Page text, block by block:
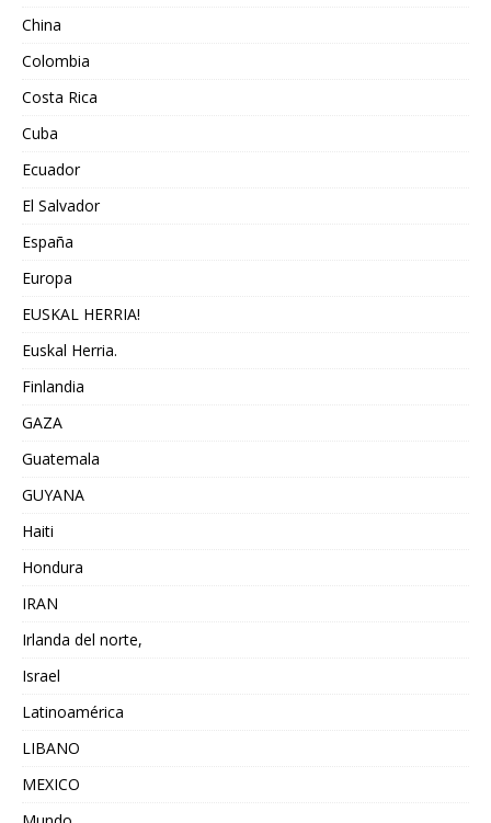
China
Colombia
Costa Rica
Cuba
Ecuador
El Salvador
España
Europa
EUSKAL HERRIA!
Euskal Herria.
Finlandia
GAZA
Guatemala
GUYANA
Haiti
Hondura
IRAN
Irlanda del norte,
Israel
Latinoamérica
LIBANO
MEXICO